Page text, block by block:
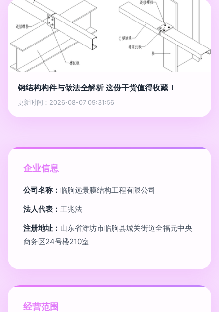
钢结构构件与做法全解析 这份干货值得收藏！
更新时间：2026-08-07 09:31:56
企业信息
公司名称： 临朐远景膜结构工程有限公司
法人代表： 王兆法
注册地址： 山东省潍坊市临朐县城关街道全福元中央
商务区24号楼210室
经营范围